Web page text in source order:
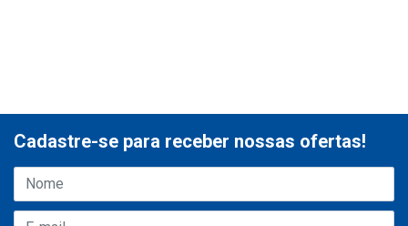
Cadastre-se para receber nossas ofertas!